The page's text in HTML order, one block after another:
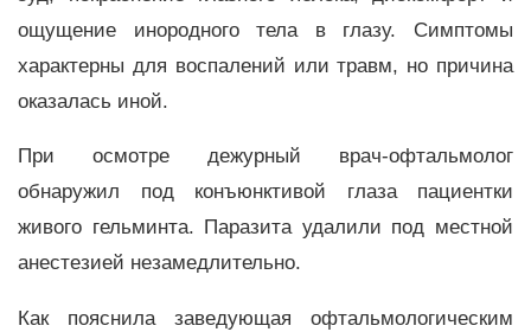
ощущение инородного тела в глазу. Симптомы
характерны для воспалений или травм, но причина
оказалась иной.
При осмотре дежурный врач-офтальмолог
обнаружил под конъюнктивой глаза пациентки
живого гельминта. Паразита удалили под местной
анестезией незамедлительно.
Как пояснила заведующая офтальмологическим